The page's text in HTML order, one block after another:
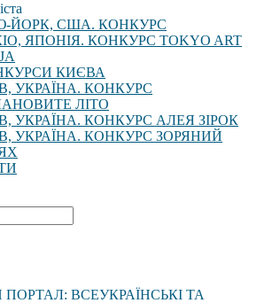
ЙОРК, США. КОНКУРС
ЯПОНІЯ. КОНКУРС TOKYO ART
КИЄВА
УКРАЇНА. КОНКУРС
ЛІТО
УКРАЇНА. КОНКУРС АЛЕЯ ЗІРОК
УКРАЇНА. КОНКУРС ЗОРЯНИЙ
ВСЕУКРАЇНСЬКІ ТА